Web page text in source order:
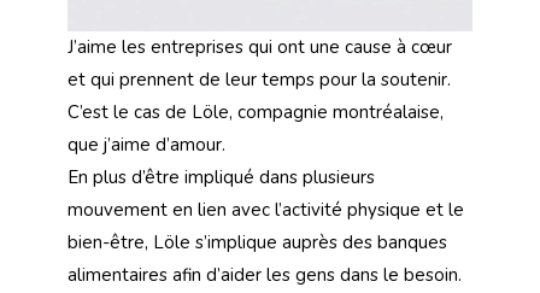
J’aime les entreprises qui ont une cause à cœur
et qui prennent de leur temps pour la soutenir.
C’est le cas de Löle, compagnie montréalaise,
que j’aime d’amour.
En plus d’être impliqué dans plusieurs
mouvement en lien avec l’activité physique et le
bien-être, Löle s’implique auprès des banques
alimentaires afin d’aider les gens dans le besoin.